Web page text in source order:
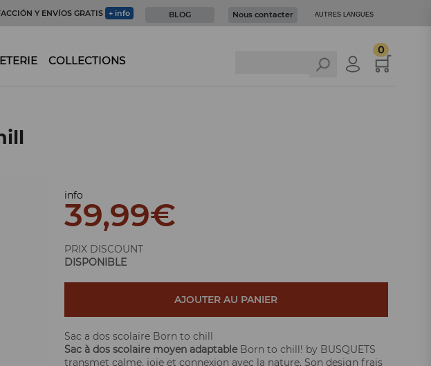
Y ENVÍOS GRATIS + info BLOG Nous contacter AUTRES LANGUES
COLLECTIONS
0
info
39,99€
PRIX DISCOUNT
DISPONIBLE
AJOUTER AU PANIER
Sac a dos scolaire Born to chill
Sac à dos scolaire moyen adaptable Born to chill! by BUSQUETS
transmet calme, joie et connexion avec la nature. Son design frais